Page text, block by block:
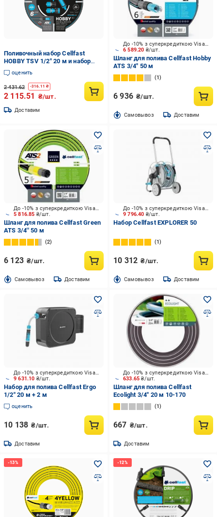
Поливочный набор Cellfast
HOBBY TSV 1/2" 20 м и набор
фитингов ENERGO надежный и
удобный товар для дома и сада
оценить
2 431.62 -316.11 ₴
2 115.51 ₴/шт.
Доставим
6 589.20 ₴/шт.
До -10% з суперкредиткою Visa Вигода
Шланг для полива Cellfast Hobby
ATS 3/4" 50 м
1
6 936 ₴/шт.
Cамовывоз Доставим
5 816.85 ₴/шт.
До -10% з суперкредиткою Visa Вигода
Шланг для полива Cellfast Green
ATS 3/4'' 50 м
2
6 123 ₴/шт.
Cамовывоз Доставим
9 796.40 ₴/шт.
До -10% з суперкредиткою Visa Вигода
Набор Cellfast EXPLORER 50
1
10 312 ₴/шт.
Cамовывоз Доставим
9 631.10 ₴/шт.
До -10% з суперкредиткою Visa Вигода
Набор для полива Cellfast Ergo
1/2" 20 м + 2 м
оценить
10 138 ₴/шт.
Доставим
633.65₴/шт.
До -10% з суперкредиткою Visa Вигода
Шланг для полива Cellfast
Ecolight 3/4" 20 м 10-170
1
667 ₴/шт.
Доставим